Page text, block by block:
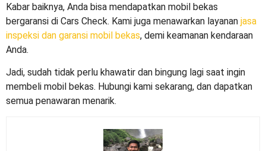
Kabar baiknya, Anda bisa mendapatkan mobil bekas
bergaransi di Cars Check. Kami juga menawarkan layanan jasa
inspeksi dan garansi mobil bekas, demi keamanan kendaraan
Anda.
Jadi, sudah tidak perlu khawatir dan bingung lagi saat ingin
membeli mobil bekas. Hubungi kami sekarang, dan dapatkan
semua penawaran menarik.